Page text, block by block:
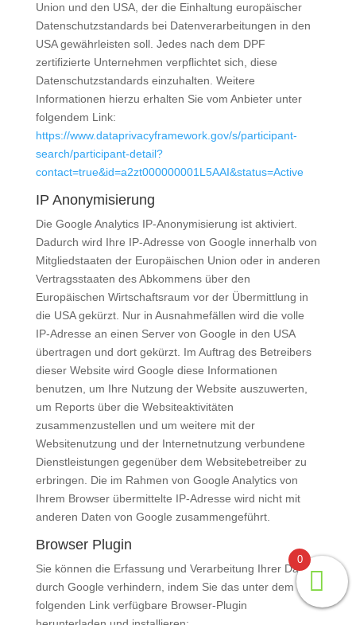
Union und den USA, der die Einhaltung europäischer
Datenschutzstandards bei Datenverarbeitungen in den
USA gewährleisten soll. Jedes nach dem DPF
zertifizierte Unternehmen verpflichtet sich, diese
Datenschutzstandards einzuhalten. Weitere
Informationen hierzu erhalten Sie vom Anbieter unter
folgendem Link:
https://www.dataprivacyframework.gov/s/participant-
search/participant-detail?
contact=true&id=a2zt000000001L5AAI&status=Active
IP Anonymisierung
Die Google Analytics IP-Anonymisierung ist aktiviert.
Dadurch wird Ihre IP-Adresse von Google innerhalb von
Mitgliedstaaten der Europäischen Union oder in anderen
Vertragsstaaten des Abkommens über den
Europäischen Wirtschaftsraum vor der Übermittlung in
die USA gekürzt. Nur in Ausnahmefällen wird die volle
IP-Adresse an einen Server von Google in den USA
übertragen und dort gekürzt. Im Auftrag des Betreibers
dieser Website wird Google diese Informationen
benutzen, um Ihre Nutzung der Website auszuwerten,
um Reports über die Websiteaktivitäten
zusammenzustellen und um weitere mit der
Websitenutzung und der Internetnutzung verbundene
Dienstleistungen gegenüber dem Websitebetreiber zu
erbringen. Die im Rahmen von Google Analytics von
Ihrem Browser übermittelte IP-Adresse wird nicht mit
anderen Daten von Google zusammengeführt.
Browser Plugin
Sie können die Erfassung und Verarbeitung Ihrer Daten
durch Google verhindern, indem Sie das unter dem
folgenden Link verfügbare Browser-Plugin
0